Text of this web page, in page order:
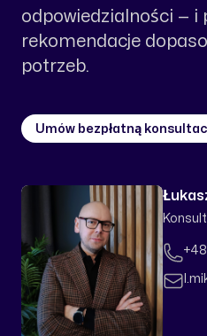
odpowiedzialności — i
rekomendacje
potrzeb.
Umów bezpłatną
Telefon
Email